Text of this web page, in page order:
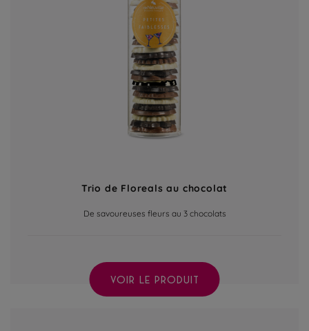
Trio de Floreals au chocolat
De savoureuses fleurs au 3 chocolats
VOIR LE PRODUIT